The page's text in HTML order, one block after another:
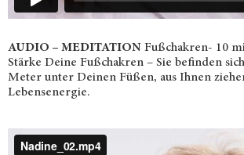
AUDIO – MEDITATION Fußchakren- 10
Stärke Deine Fußchakren – Sie befinden
Meter unter Deinen Füßen, aus Ihnen
Lebensenergie.